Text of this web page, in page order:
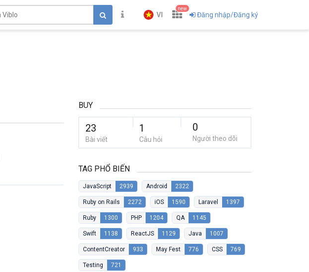
VI
new
Đăng nhập/Đăng ký
BUY
23
Bài viết
1
Câu hỏi
0
Người theo dõi
TAG PHỔ BIẾN
JavaScript 2939 Android 2322
Ruby on Rails 2272 iOS 1590 Laravel 1397
Ruby 1300 PHP 1204 QA 1145
Swift 1138 ReactJS 1129 Java 1007
ContentCreator 933 May Fest 776 CSS 769
Testing 721